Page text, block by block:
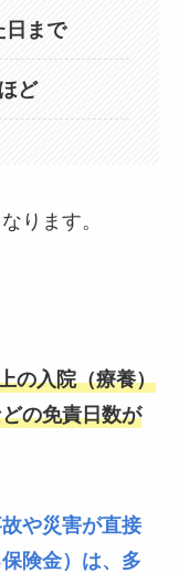
日まで
ど
ります。
の入院（療養）
の免責日数が
や災害が直接
険金）は、多